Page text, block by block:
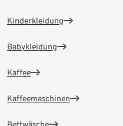
Kinderkleidung
Babykleidung
Kaffee
Kaffeemaschinen